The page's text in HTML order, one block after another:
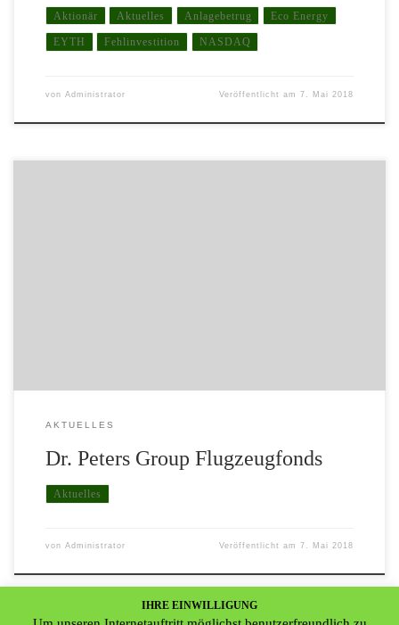
Aktionär Aktuelles Anlagebetrug Eco Energy
EYTH Fehlinvestition NASDAQ
von Administrator Veröffentlicht am7. Mai 2018
AKTUELLES
Dr. Peters Group Flugzeugfonds
Aktuelles
von Administrator Veröffentlicht am7. Mai 2018
IHRE EINWILLIGUNG